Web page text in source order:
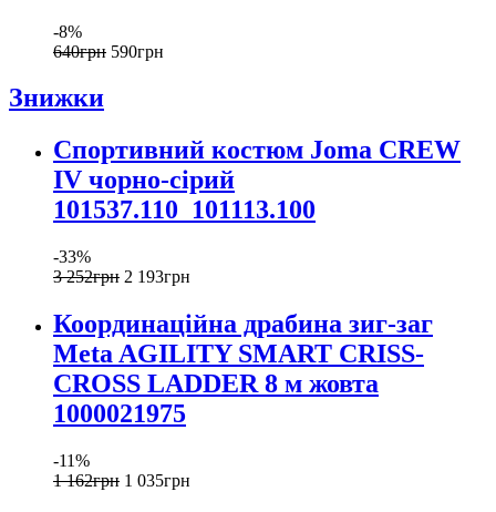
-8%
640грн 590грн
Знижки
Спортивний костюм Joma CREW
IV чорно-сірий
101537.110_101113.100
-33%
3 252грн 2 193грн
Координаційна драбина зиг-заг
Meta AGILITY SMART CRISS-
CROSS LADDER 8 м жовта
1000021975
-11%
1 162грн 1 035грн